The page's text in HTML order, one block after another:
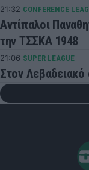
21:32 CONFERENCE
Αντίπαλοι
την ΤΣΣΚΑ 1948
21:06 SUPER LEAGUE
Στον Λεβαδειακό